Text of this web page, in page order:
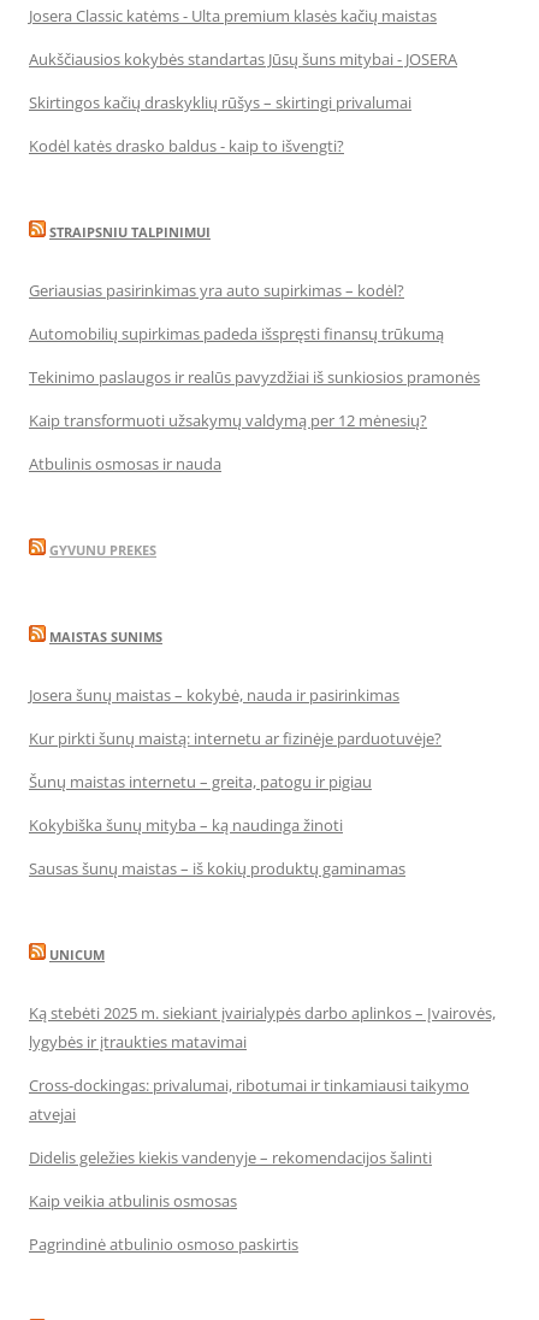
Josera Classic katėms - Ulta premium klasės kačių maistas
Aukščiausios kokybės standartas Jūsų šuns mitybai - JOSERA
Skirtingos kačių draskyklių rūšys – skirtingi privalumai
Kodėl katės drasko baldus - kaip to išvengti?
STRAIPSNIU TALPINIMUI
Geriausias pasirinkimas yra auto supirkimas – kodėl?
Automobilių supirkimas padeda išspręsti finansų trūkumą
Tekinimo paslaugos ir realūs pavyzdžiai iš sunkiosios pramonės
Kaip transformuoti užsakymų valdymą per 12 mėnesių?
Atbulinis osmosas ir nauda
GYVUNU PREKES
MAISTAS SUNIMS
Josera šunų maistas – kokybė, nauda ir pasirinkimas
Kur pirkti šunų maistą: internetu ar fizinėje parduotuvėje?
Šunų maistas internetu – greita, patogu ir pigiau
Kokybiška šunų mityba – ką naudinga žinoti
Sausas šunų maistas – iš kokių produktų gaminamas
UNICUM
Ką stebėti 2025 m. siekiant įvairialypės darbo aplinkos – Įvairovės,
lygybės ir įtraukties matavimai
Cross-dockingas: privalumai, ribotumai ir tinkamiausi taikymo
atvejai
Didelis geležies kiekis vandenyje – rekomendacijos šalinti
Kaip veikia atbulinis osmosas
Pagrindinė atbulinio osmoso paskirtis